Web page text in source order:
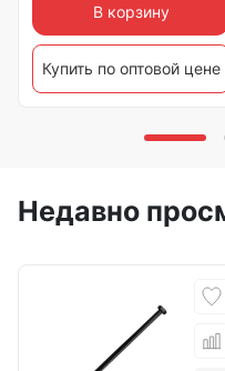
В корзину
Купить по оптовой цене
Недавно